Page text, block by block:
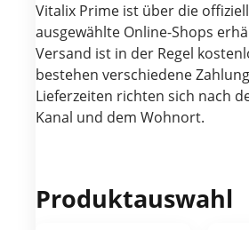
Vitalix Prime ist über die
ausgewählte Online-Shops
Versand ist in der Regel
bestehen verschiedene
Lieferzeiten richten sich nach
Kanal und dem Wohnort.
Produktauswahl